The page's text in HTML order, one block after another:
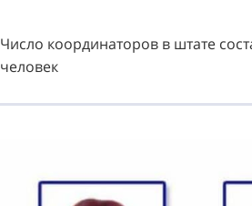
Число координаторов в штате
человек